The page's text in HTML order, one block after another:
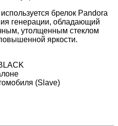
брелок Pandora
генерации, обладающий
утолщенным стеклом
яркости.
(Slave)